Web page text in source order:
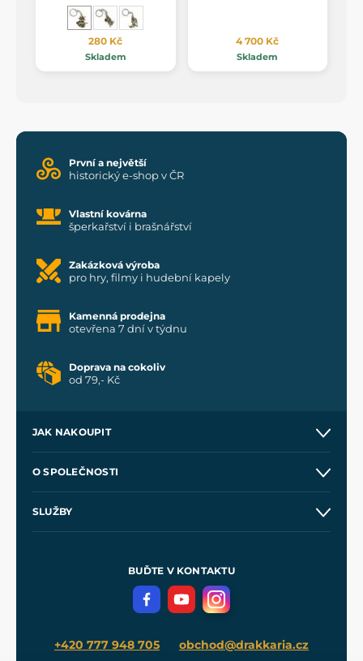
280 Kč
Skladem
4 700 Kč
Skladem
První a největší
historický e-shop v ČR
Vlastní kovárna
šperkařství i brašnářství
Zakázková výroba
pro hry, filmy i hudební kapely
Kamenná prodejna
otevřena 7 dní v týdnu
Doprava na cokoliv
od 79,- Kč
JAK NAKOUPIT
Velkoobchod
O SPOLEČNOSTI
SLUŽBY
Meče pro Kingdom Come
BUĎTE V KONTAKTU
+420 777 948 705 obchod@drakkaria.cz